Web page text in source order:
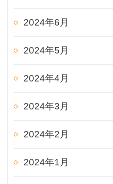
2024年6月
2024年5月
2024年4月
2024年3月
2024年2月
2024年1月